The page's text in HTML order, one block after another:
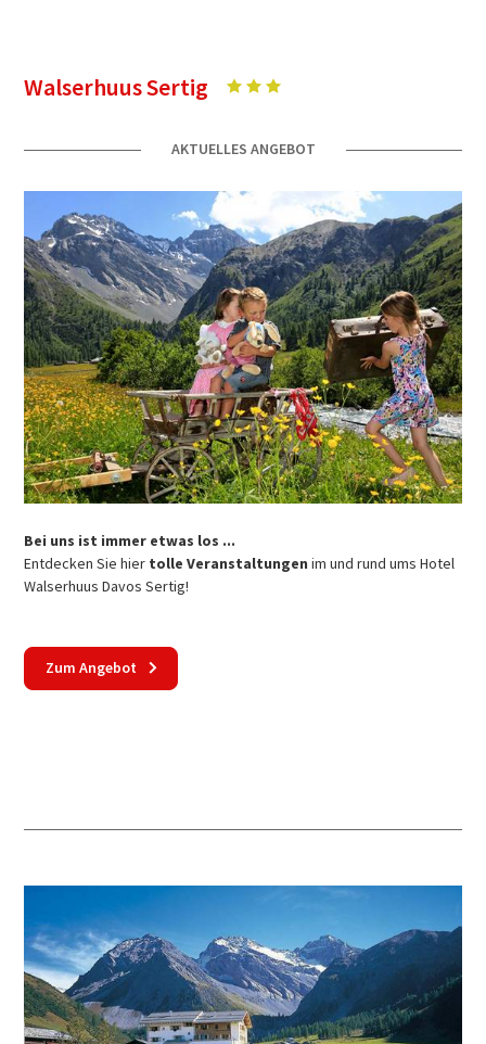
Walserhuus Sertig
AKTUELLES ANGEBOT
Bei uns ist immer etwas los ...
Entdecken Sie hier tolle Veranstaltungen im und rund ums Hotel
Walserhuus Davos Sertig!
Zum Angebot